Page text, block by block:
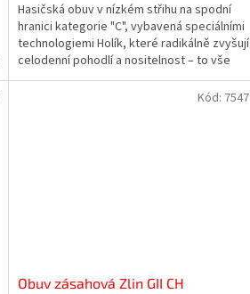
Hasičská obuv v nízkém střihu na spodní
hranici kategorie "C", vybavená speciálními
technologiemi Holík, které radikálně zvyšují
celodenní pohodlí a nositelnost – to vše
při...
Obuv zásahová Zlin GII CH
Kód: 7547